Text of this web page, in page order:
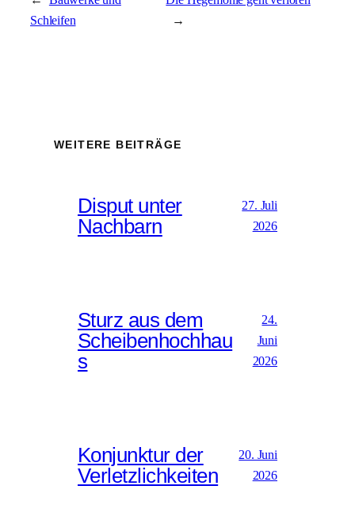
Schleifen
→
WEITERE BEITRÄGE
Disput unter
Nachbarn
27. Juli
2026
Sturz aus dem
Scheibenhochhau
s
24.
Juni
2026
Konjunktur der
Verletzlichkeiten
20. Juni
2026